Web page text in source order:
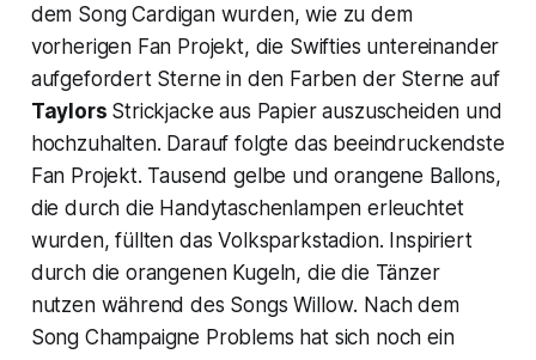
dem SongCardiganwurden, wie zu dem
vorherigen Fan Projekt, die Swifties untereinander
aufgefordert Sterne in den Farben der Sterne auf
Taylors Strickjacke aus Papier auszuscheiden und
hochzuhalten. Darauf folgte das beeindruckendste
Fan Projekt. Tausend gelbe und orangene Ballons,
die durch die Handytaschenlampen erleuchtet
wurden, füllten das Volksparkstadion. Inspiriert
durch die orangenen Kugeln, die die Tänzer
nutzen während des SongsWillow. Nach dem
Song Champaigne Problems hat sich noch ein